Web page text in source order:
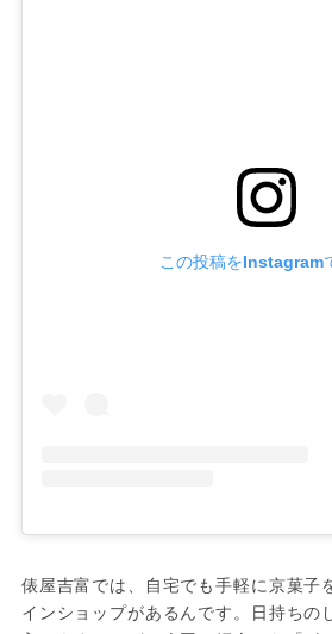
この投稿をInstagram
俵屋吉富では、自宅でも手軽に京菓子
インショップがあるんです。日持ちの